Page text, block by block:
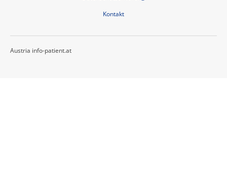
Kontakt
Austria info-patient.at